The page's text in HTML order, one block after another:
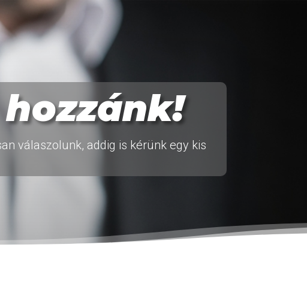
válaszolunk, addig is kérünk egy kis